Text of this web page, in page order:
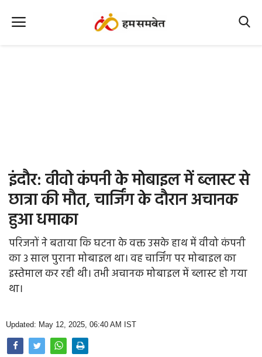
Office Office
Political Gossips
Farm & Food
Opinion
Photo Gallery
Home
इंदौर: वीवो कंपनी के माेबाइल में ब्लास्ट से
छात्रा की मौत, चार्जिंग के दौरान अचानक
हुआ धमाका
परिजनों ने बताया कि घटना के वक्त उसके हाथ में वीवो कंपनी
का 3 साल पुराना मोबाइल था। वह चार्जिंग पर मोबाइल का
इस्तेमाल कर रही थी। तभी अचानक मोबाइल में ब्लास्ट हो गया
था।
Updated: May 12, 2025, 06:40 AM IST